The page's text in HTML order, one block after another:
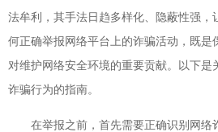
法牟利，其手法日趋多样化、隐蔽性强，
何正确举报网络平台上的诈骗活动，既是
对维护网络安全环境的重要贡献。以下是
诈骗行为的指南。
在举报之前，首先需要正确识别网络